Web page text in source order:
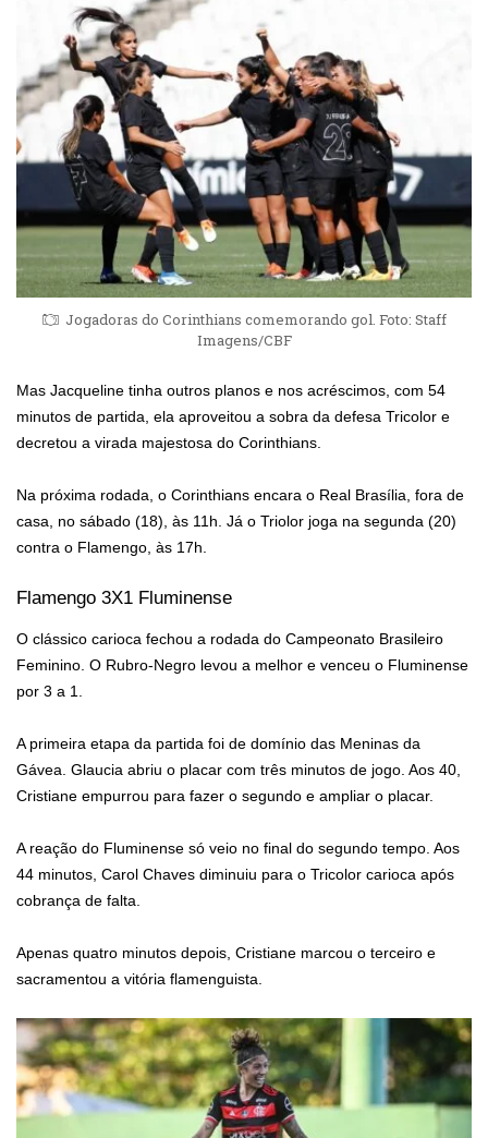
Jogadoras do Corinthians comemorando gol. Foto: Staff
Imagens/CBF
Mas Jacqueline tinha outros planos e nos acréscimos, com 54
minutos de partida, ela aproveitou a sobra da defesa Tricolor e
decretou a virada majestosa do Corinthians.
Na próxima rodada, o Corinthians encara o Real Brasília, fora de
casa, no sábado (18), às 11h. Já o Triolor joga na segunda (20)
contra o Flamengo, às 17h.
Flamengo 3X1 Fluminense
O clássico carioca fechou a rodada do Campeonato Brasileiro
Feminino. O Rubro-Negro levou a melhor e venceu o Fluminense
por 3 a 1.
A primeira etapa da partida foi de domínio das Meninas da
Gávea. Glaucia abriu o placar com três minutos de jogo. Aos 40,
Cristiane empurrou para fazer o segundo e ampliar o placar.
A reação do Fluminense só veio no final do segundo tempo. Aos
44 minutos, Carol Chaves diminuiu para o Tricolor carioca após
cobrança de falta.
Apenas quatro minutos depois, Cristiane marcou o terceiro e
sacramentou a vitória flamenguista.